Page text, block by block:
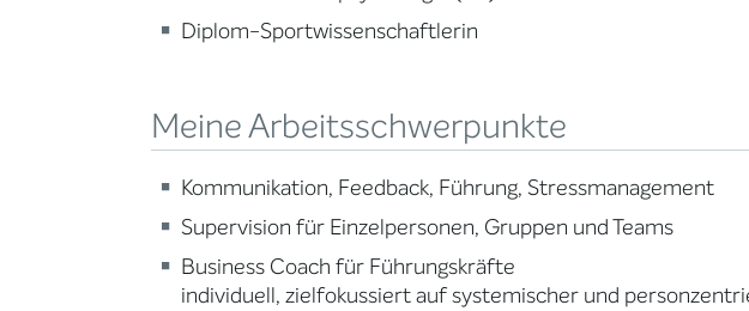
Diplom-Sportwissenschaftlerin
Meine Arbeitsschwerpunkte
Kommunikation, Feedback, Führung, Stressmanagement
Supervision für Einzelpersonen, Gruppen und Teams
Business Coach für Führungskräfte
individuell, zielfokussiert auf systemischer und